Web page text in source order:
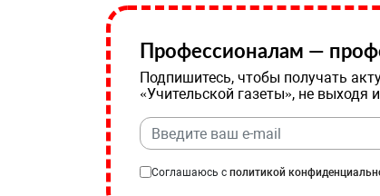
Профессионалам —
Подпишитесь, чтобы получать
«Учительской газеты», не выходя
Соглашаюсь с политикой